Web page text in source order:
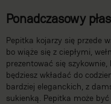
Ponadczasowy
Pepitka kojarzy się przede
bo wiąże się z ciepłymi,
prezentować się
będziesz wkładać do
bardziej eleganckich, z
sukienką. Pepitka może